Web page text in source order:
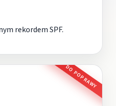
rekordem SPF.
DO POPRAWY